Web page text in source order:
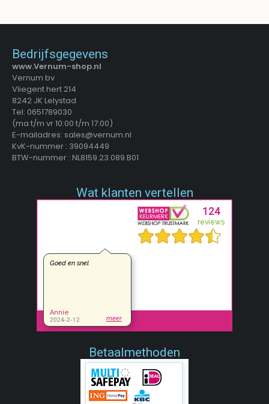
Bedrijfsgegevens
www.Vernum-shop.nl
Vernum bv
Vliegent hert 214
8242 JK Lelystad
Tel: 0651789030
(ma t/m vr 10:00 t/m 17:00)
E-mailadres: sales@vernum.nl
KvK-nummer : 39094449
BTW-nummer : NL8159.23.089.B01
Wat klanten vertellen
Betaalmethoden